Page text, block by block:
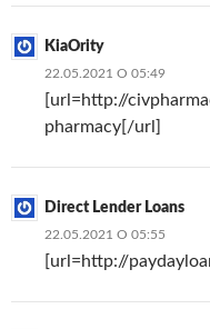
KiaOrity
22.05.2021 О 05:49
[url=http://
pharmacy[/url]
Direct Lender Loans
22.05.2021 О 05:55
[url=http://